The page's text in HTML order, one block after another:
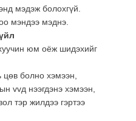
мэдэж болохгүй.
мэндээ мэднэ.
юм оёж шидэхийг
болно хэмээн,
vvд нээгдэнэ хэмээн,
тэр жилдээ гэртээ